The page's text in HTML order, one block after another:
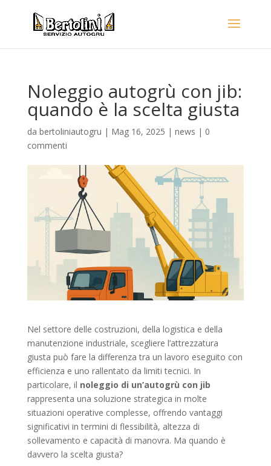
Noleggio autogrù con jib:
quando è la scelta giusta
da bertoliniautogru | Mag 16, 2025 | news | 0
commenti
Nel settore delle costruzioni, della logistica e della
manutenzione industriale, scegliere l’attrezzatura
giusta può fare la differenza tra un lavoro eseguito con
efficienza e uno rallentato da limiti tecnici. In
particolare, il noleggio di un’autogrù con jib
rappresenta una soluzione strategica in molte
situazioni operative complesse, offrendo vantaggi
significativi in termini di flessibilità, altezza di
sollevamento e capacità di manovra. Ma quando è
davvero la scelta giusta?